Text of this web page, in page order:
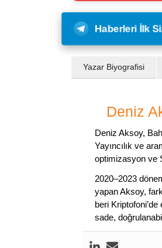
Haberleri İlk
Yazar Biyografisi
Deniz
Deniz Aksoy,
Yayıncılık ve
optimizasyon ve
2020–2023
yapan Aksoy,
beri
sade,